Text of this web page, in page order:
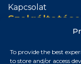
To provide the best
to store and/or access
Kapcsolat
Kapcsolat